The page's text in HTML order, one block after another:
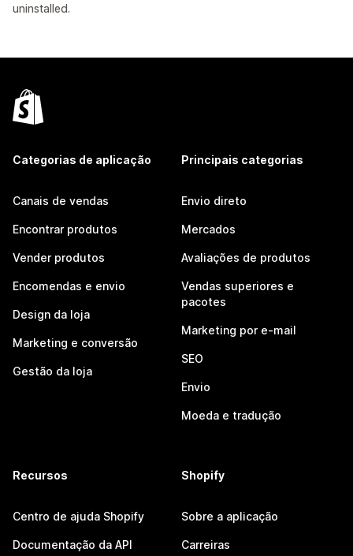
uninstalled.
Categorias de aplicação
Canais de vendas
Encontrar produtos
Vender produtos
Encomendas e envio
Design da loja
Marketing e conversão
Gestão da loja
Principais categorias
Envio direto
Mercados
Avaliações de produtos
Vendas superiores e
pacotes
Marketing por e-mail
SEO
Envio
Moeda e tradução
Recursos
Centro de ajuda Shopify
Documentação da API
Shopify
Sobre a aplicação
Carreiras